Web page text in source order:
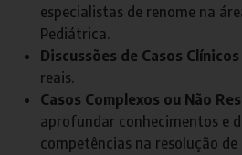
especialistas de renome na
Pediátrica.
Discussões de Casos Clínicos
reais.
Casos Complexos ou Não
aprofundar conhecimentos e
competências na resolução de